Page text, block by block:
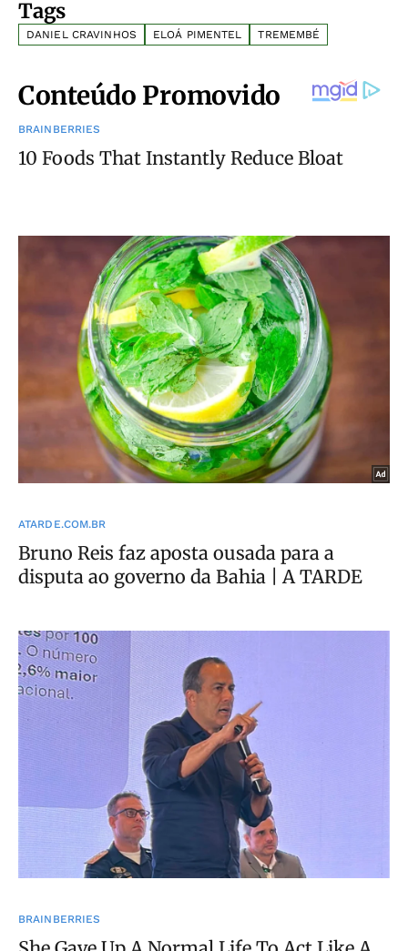
Tags
DANIEL CRAVINHOS ELOÁ PIMENTEL TREMEMBÉ